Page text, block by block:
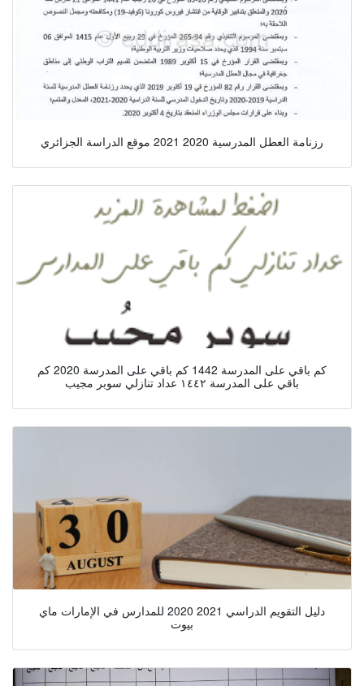
رزنامة العطل المدرسية 2020 2021 موقع الدراسة الجزائري
كم باقي على المدرسة 1442 كم باقي على المدرسة 2020 كم
باقي على المدرسة ١٤٤٢ عداد تنازلي سوبر مجيب
دليل التقويم الدراسي 2021 2020 للمدارس في الإمارات ماي
بيوت